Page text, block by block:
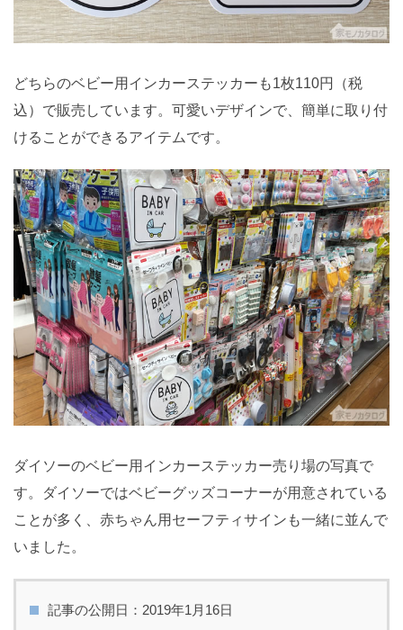
どちらのベビー用インカーステッカーも1枚110円（税
込）で販売しています。可愛いデザインで、簡単に取り付
けることができるアイテムです。
ダイソーのベビー用インカーステッカー売り場の写真で
す。ダイソーではベビーグッズコーナーが用意されている
ことが多く、赤ちゃん用セーフティサインも一緒に並んで
いました。
記事の公開日：2019年1月16日